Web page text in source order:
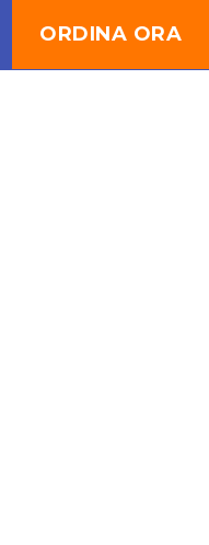
ORDINA ORA